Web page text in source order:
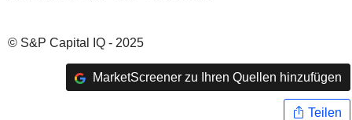
© S&P Capital IQ - 2025
MarketScreener zu Ihren Quellen hinzufügen
Teilen